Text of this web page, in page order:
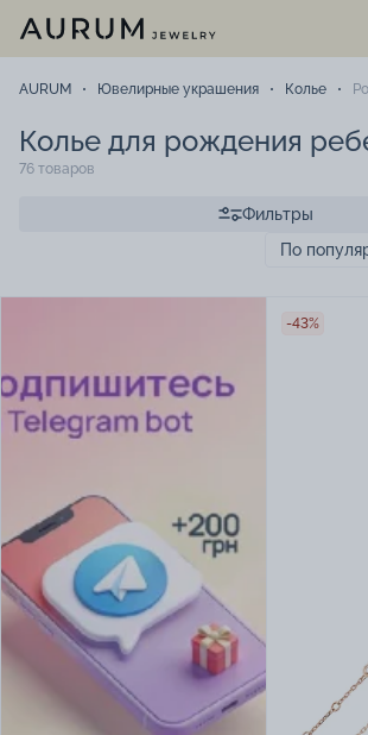
AURUM Ювелирные украшения Колье
Колье для рождения
76 товаров
Фильтры
-43%